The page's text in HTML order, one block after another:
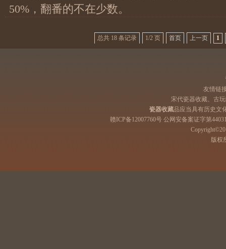
50%，翻番的不在少数。
总共 18 条记录 1/2 页 首页 上一页 1
友情链
宋代瓷器收藏、古
瓷器收藏品应当具有历史文
赣ICP备12007760号 公网安备案证字第
版权